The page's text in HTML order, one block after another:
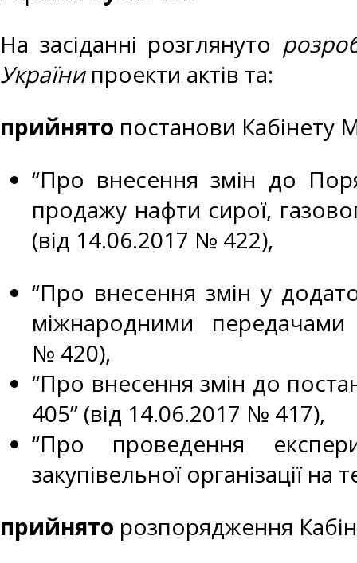
На засіданні розглянуто
Українипроекти актів та:
прийнято постанови Кабінету
“Про внесення змін до
продажу нафти сирої,
(від 14.06.2017 № 422),
“Про внесення змін у
міжнародними передачами
№ 420),
“Про внесення змін до
405” (від 14.06.2017 № 417),
“Про проведення
закупівельної організації
прийнято розпорядження